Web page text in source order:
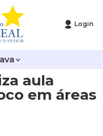
Login
aula
em áreas
Sociais